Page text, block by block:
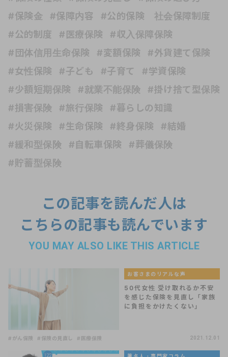
#保険金
#保障内容
#公的保険 社会保障制度
#公的制度
#医療保険
#収入保障保険
#団体信用生命保険
#変額保険
#外貨建て保険
#女性保険
#子ども #子育て
#学資保険
#少額短期保険
#就業不能保険
#掛け捨て型保険
#損害保険
#旅行保険
#暮らしの知識
#火災保険
#生命保険 #終身保険
#結婚
#緩和型保険
#自転車保険
#葬儀保険
#貯蓄型保険
この記事を読んだ人は
こちらの記事も読んでいます
YOU MAY ALSO LIKE THIS ARTICLE
お客さまのリアルな声
50代女性 受け取れるか不安
を感じた保険を見直し「家族
に負担をかけたくない」
#がん保険 #保険の見直し #医療保険 2021.12.01